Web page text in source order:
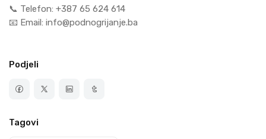
📞 Telefon: +387 65 624 614
📧 Email: info@podnogrijanje.ba
Podjeli
Tagovi